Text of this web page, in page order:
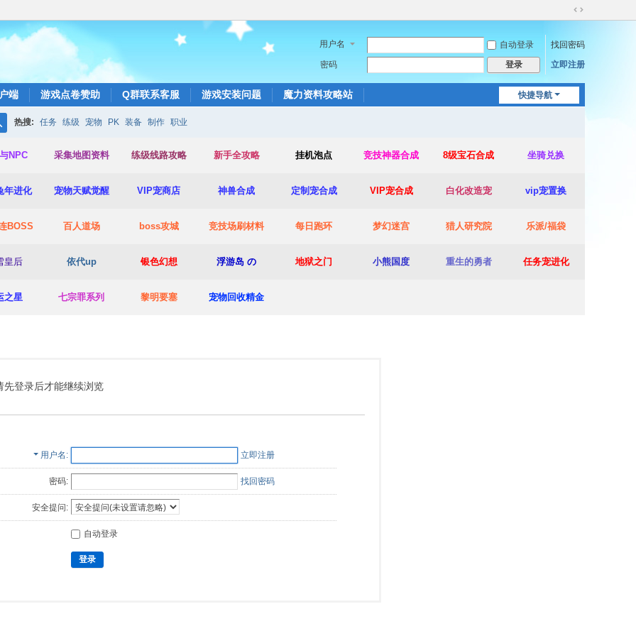
切
到
宽
用户名 自动登录
找回密码
密码
登录 立即注册
快捷导航
端 游戏点卷赞助 Q群联系客服 游戏安装问题 魔力资料攻略站
热搜: 任务 练级 宠物 PK 装备 制作 职业
NPC 采集地图资料 练级线路攻略 新手全攻略 挂机泡点 竞技神器合成 8级宝石合成 坐骑兑换
年进化 宠物天赋觉醒 VIP宠商店 神兽合成 定制宠合成 VIP宠合成 白化改造宠 vip宠置换
BOSS 百人道场 boss攻城 竞技场刷材料 每日跑环 梦幻迷宫 猎人研究院 乐派/福袋
皇后 依代up 银色幻想 浮游岛 の 地狱之门 小熊国度 重生的勇者 任务宠进化
之星 七宗罪系列 黎明要塞 宠物回收精金
先登录后才能继续浏览
用户名 立即注册
密码: 找回密码
安全提问:
自动登录
登录